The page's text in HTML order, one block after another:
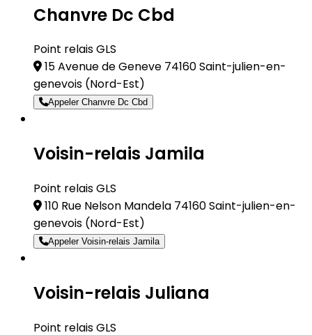
Chanvre Dc Cbd
Point relais GLS
15 Avenue de Geneve 74160 Saint-julien-en-
genevois (Nord-Est)
Appeler Chanvre Dc Cbd
Voisin-relais Jamila
Point relais GLS
110 Rue Nelson Mandela 74160 Saint-julien-en-
genevois (Nord-Est)
Appeler Voisin-relais Jamila
Voisin-relais Juliana
Point relais GLS